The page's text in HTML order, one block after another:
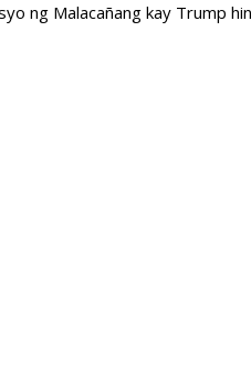
ng Malacañang kay Trump